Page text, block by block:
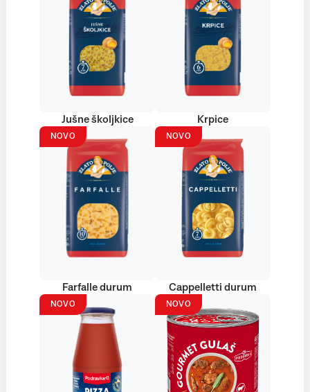
Jušne školjkice Krpice
NOVO
Farfalle durum
NOVO
Cappelletti durum
NOVO NOVO